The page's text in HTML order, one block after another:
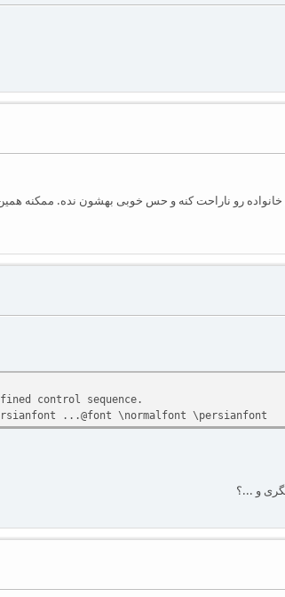
رو ناراحت کنه و حس خوبی بهشون نده. ممکنه
control sequence.
...@font \normalfont \persianfont
و ...؟